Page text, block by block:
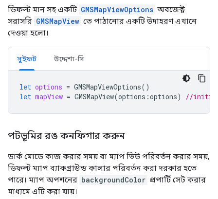
ডিফল্ট মান সহ একটি GMSMapViewOptions অবজেক্ট
সরাসরি GMSMapView তে পাঠানোর একটি উদাহরণ এখানে
দেওয়া হলো।
সুইফট উদ্দেশ্য-সি
let options = GMSMapViewOptions()
let mapView = GMSMapView(options :options) //
পটভূমির রঙ কনফিগার করুন
ডার্ক মোডে কাজ করার সময় বা ম্যাপ ভিউ পরিবর্তন করার সময়,
ডিফল্ট ম্যাপ ব্যাকগ্রাউন্ড কালার পরিবর্তন করা দরকার হতে
পারে। ম্যাপ অপশনের backgroundColor প্রপার্টি সেট করার
মাধ্যমে এটি করা যায়।